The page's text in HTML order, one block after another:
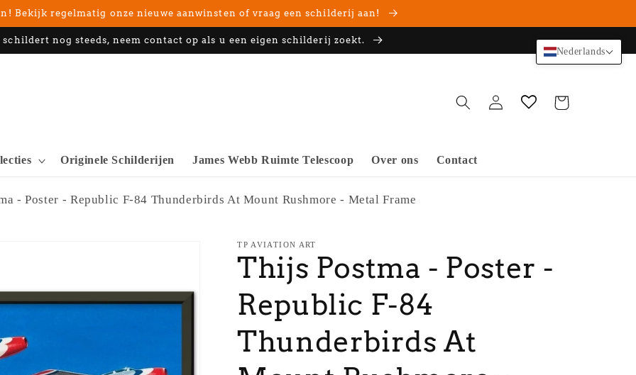
Bekijk regelmatig onze nieuwe aanwinsten of vraag een schilderij aan!
schildert nog steeds, neem contact op als u een eigen schilderij zoekt.
Originele Schilderijen James Webb Ruimte Telescoop Over ons Contact
Inloggen Winkelwagen
- Poster - Republic F-84 Thunderbirds At Mount Rushmore - Metal Frame
TP AVIATION ART
Thijs Postma - Poster -
Republic F-84
Thunderbirds At
Nederlands